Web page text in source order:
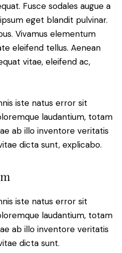
Fusce sodales augue a
eget blandit pulvinar.
Vivamus elementum
eleifend tellus. Aenean
vitae, eleifend ac,
iste natus error sit
laudantium, totam
ab illo inventore veritatis
dicta sunt, explicabo.
iste natus error sit
laudantium, totam
ab illo inventore veritatis
dicta sunt.